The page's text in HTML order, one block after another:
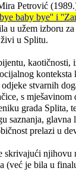
Petrović
baby bye'' i
užem izboru
u Splitu.
stvarnih
s
grada
prelazi u
je bila u